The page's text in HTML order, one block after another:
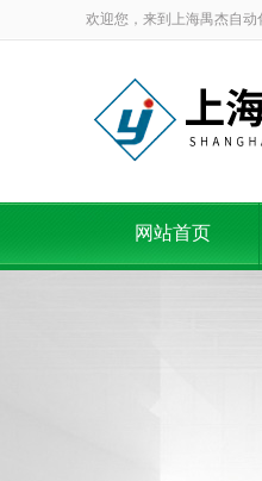
欢迎您，来到上海禺杰自动
网站首页